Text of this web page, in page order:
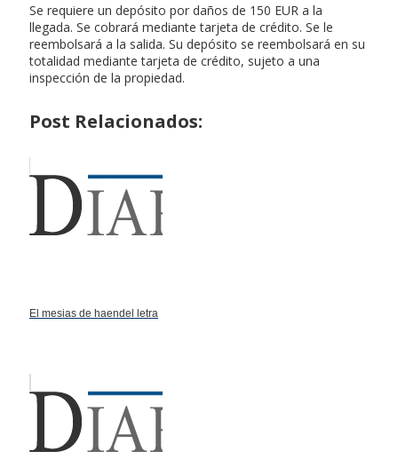
Se requiere un depósito por daños de 150 EUR a la
llegada. Se cobrará mediante tarjeta de crédito. Se le
reembolsará a la salida. Su depósito se reembolsará en su
totalidad mediante tarjeta de crédito, sujeto a una
inspección de la propiedad.
Post Relacionados:
El mesias de haendel letra